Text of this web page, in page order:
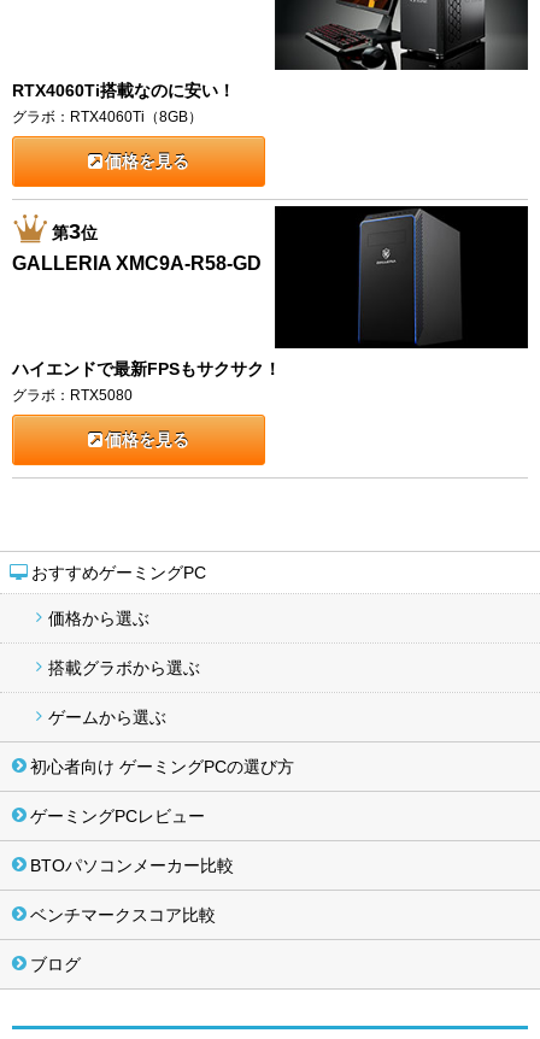
おすすめゲーミングPC
価格から選ぶ
搭載グラボから選ぶ
ゲームから選ぶ
初心者向け ゲーミングPCの選び方
ゲーミングPCレビュー
BTOパソコンメーカー比較
ベンチマークスコア比較
ブログ
RTX4060Ti搭載なのに安い！
グラボ：RTX4060Ti（8GB）
価格を見る
第3位
GALLERIA XMC9A-R58-GD
ハイエンドで最新FPSもサクサク！
グラボ：RTX5080
価格を見る